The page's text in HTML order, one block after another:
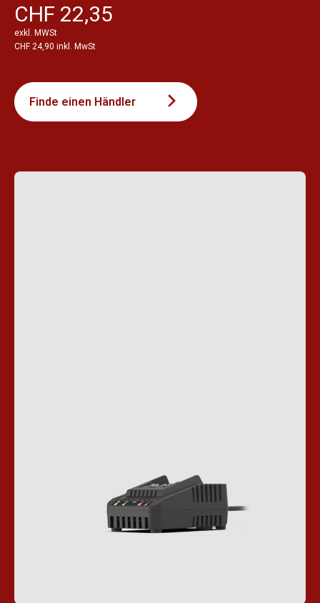
CHF 22,35
exkl. MWSt
CHF 24,90 inkl. MwSt
Finde einen Händler